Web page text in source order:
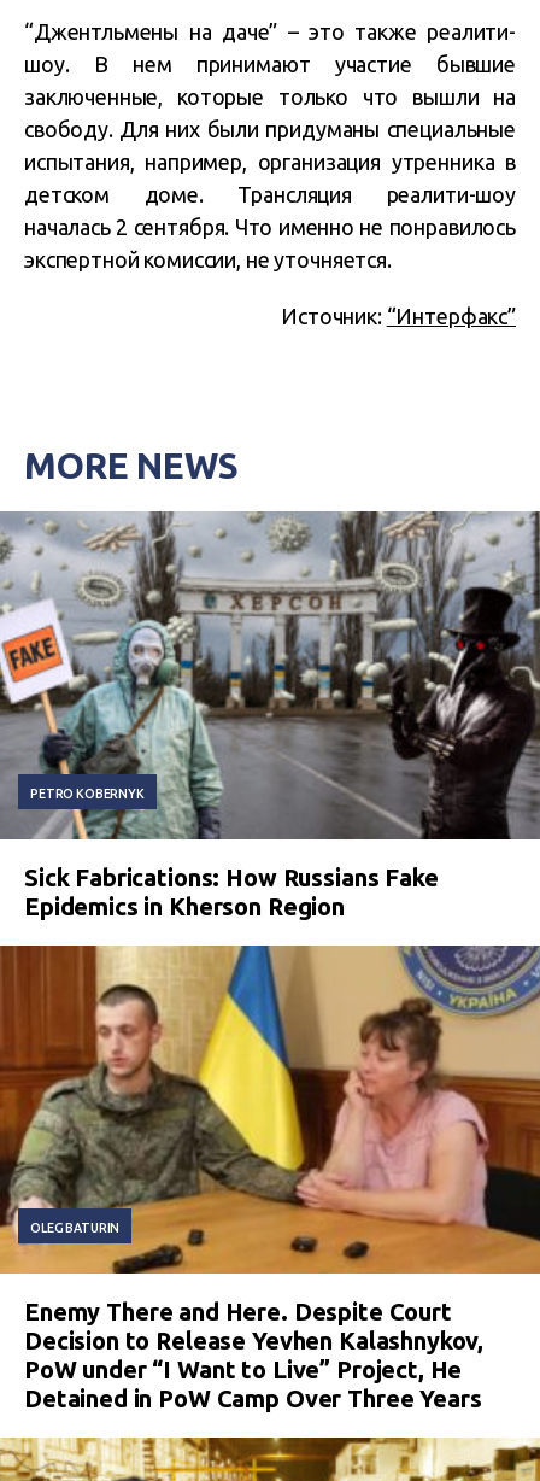
“Джентльмены на даче” – это также реалити-
шоу. В нем принимают участие бывшие
заключенные, которые только что вышли на
свободу. Для них были придуманы специальные
испытания, например, организация утренника в
детском доме. Трансляция реалити-шоу
началась 2 сентября. Что именно не понравилось
экспертной комиссии, не уточняется.
Источник: “Интерфакс”
MORE NEWS
PETRO KOBERNYK
Sick Fabrications: How Russians Fake
Epidemics in Kherson Region
OLEG BATURIN
Enemy There and Here. Despite Court
Decision to Release Yevhen Kalashnykov,
PoW under “I Want to Live” Project, He
Detained in PoW Camp Over Three Years